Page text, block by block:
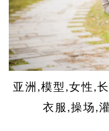
亚洲,模型,女性,
衣服,操场,